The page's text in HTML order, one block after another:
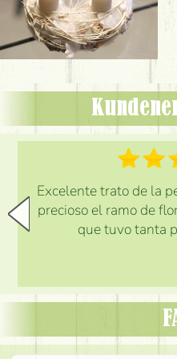
Excelente trato de la
precioso el ramo de
que tuvo tanta